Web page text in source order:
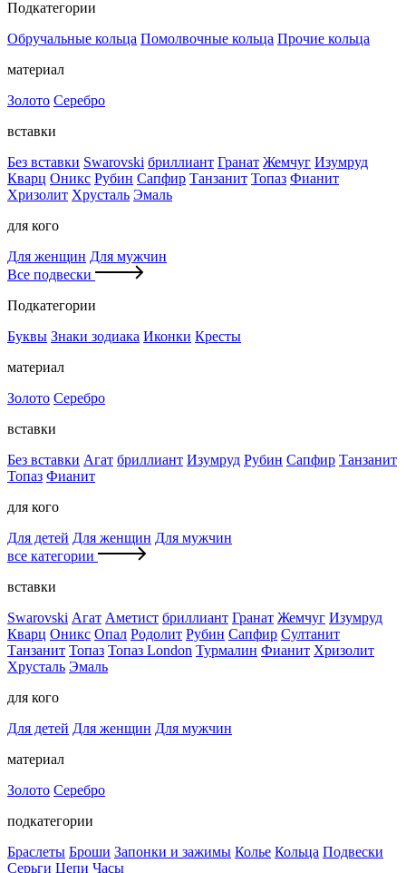
Подкатегории
Обручальные кольца Помолвочные кольца Прочие кольца
материал
Золото Серебро
вставки
Без вставки Swarovski бриллиант Гранат Жемчуг Изумруд
Кварц Оникс Рубин Сапфир Танзанит Топаз Фианит
Хризолит Хрусталь Эмаль
для кого
Для женщин Для мужчин
Все подвески
Подкатегории
Буквы Знаки зодиака Иконки Кресты
материал
Золото Серебро
вставки
Без вставки Агат бриллиант Изумруд Рубин Сапфир Танзанит
Топаз Фианит
для кого
Для детей Для женщин Для мужчин
все категории
вставки
Swarovski Агат Аметист бриллиант Гранат Жемчуг Изумруд
Кварц Оникс Опал Родолит Рубин Сапфир Султанит
Танзанит Топаз Топаз London Турмалин Фианит Хризолит
Хрусталь Эмаль
для кого
Для детей Для женщин Для мужчин
материал
Золото Серебро
подкатегории
Браслеты Броши Запонки и зажимы Колье Кольца Подвески
Серьги Цепи Часы